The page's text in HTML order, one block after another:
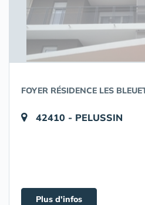
FOYER RÉSIDENCE LES
42410 - PELUSSIN
Plus d'infos